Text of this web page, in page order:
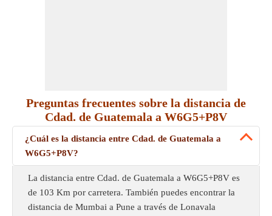
Preguntas frecuentes sobre la distancia de
Cdad. de Guatemala a W6G5+P8V
¿Cuál es la distancia entre Cdad. de Guatemala a
W6G5+P8V?
La distancia entre Cdad. de Guatemala a W6G5+P8V es
de 103 Km por carretera. También puedes encontrar la
distancia de Mumbai a Pune a través de Lonavala